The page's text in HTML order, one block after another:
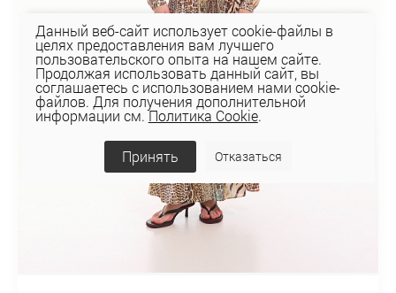
Данный веб-сайт использует cookie-файлы в
целях предоставления вам лучшего
пользовательского опыта на нашем сайте.
Продолжая использовать данный сайт, вы
соглашаетесь с использованием нами cookie-
файлов. Для получения дополнительной
информации см.Политика Cookie.
Принять Отказаться